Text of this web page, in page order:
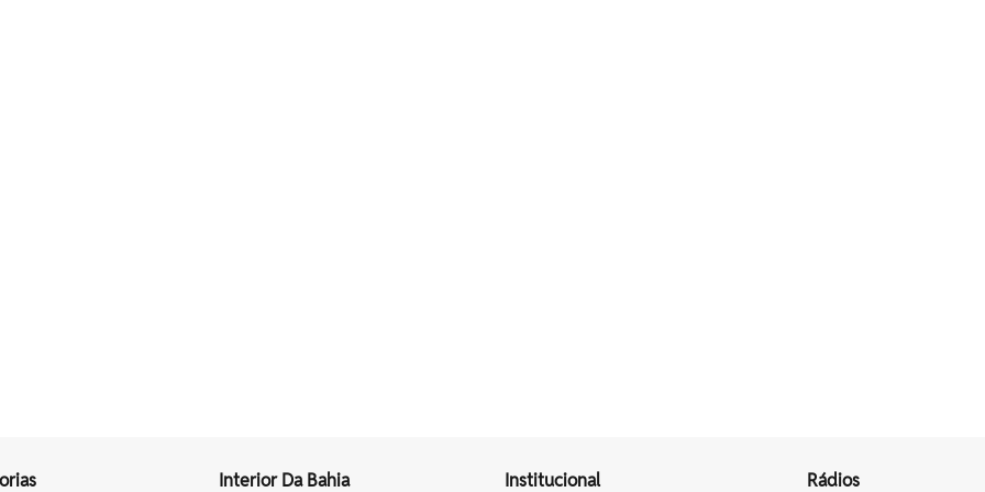
Interior Da Bahia Institucional Rádios